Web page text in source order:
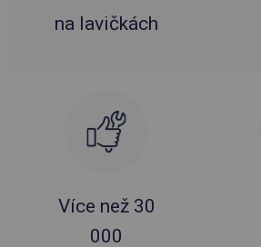
na lavičkách
Více než 30
000